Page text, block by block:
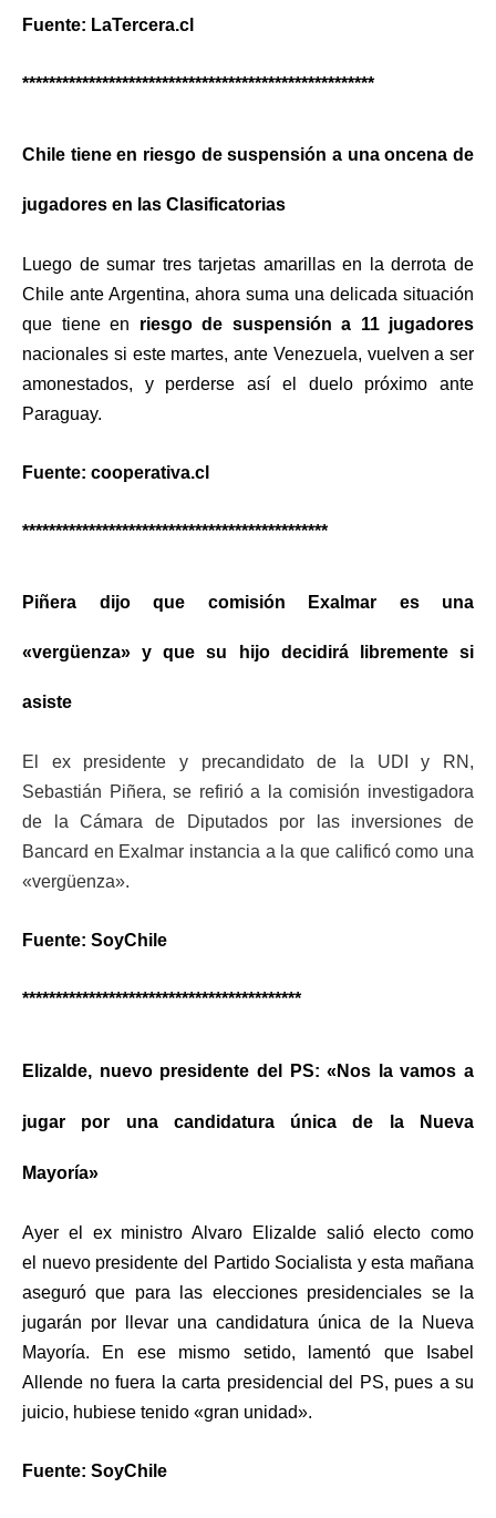
Fuente: LaTercera.cl
*****************************************************
Chile tiene en riesgo de suspensión a una oncena de
jugadores en las Clasificatorias
Luego de sumar tres tarjetas amarillas en la derrota de
Chile ante Argentina, ahora suma una delicada situación
que tiene en riesgo de suspensión a 11 jugadores
nacionales si este martes, ante Venezuela, vuelven a ser
amonestados, y perderse así el duelo próximo ante
Paraguay.
Fuente: cooperativa.cl
**********************************************
Piñera dijo que comisión Exalmar es una
«vergüenza» y que su hijo decidirá libremente si
asiste
E l ex presidente y precandidato de la UDI y RN,
Sebastián Piñera, se refirió a la comisión investigadora
de la Cámara de Diputados por las inversiones de
Bancard en Exalmar instancia a la que calificó como una
«vergüenza».
Fuente: SoyChile
******************************************
Elizalde, nuevo presidente del PS: «Nos la vamos a
jugar por una candidatura única de la Nueva
Mayoría»
Ayer el ex ministro Alvaro Elizalde salió electo como
el nuevo presidente del Partido Socialista y esta mañana
aseguró que para las elecciones presidenciales se la
jugarán por llevar una candidatura única de la Nueva
Mayoría. En ese mismo setido, lamentó que Isabel
Allende no fuera la carta presidencial del PS, pues a su
juicio, hubiese tenido «gran unidad».
Fuente: SoyChile